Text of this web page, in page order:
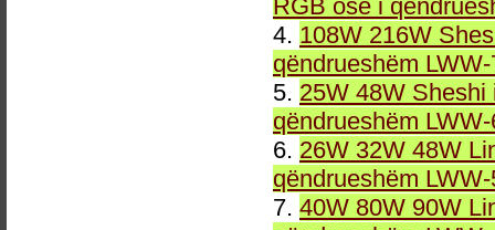
RGB ose i
4. 108W 216W
qëndrueshëm
5. 25W 48W
qëndrueshëm
6. 26W 32W 48W
qëndrueshëm
7. 40W 80W 90W